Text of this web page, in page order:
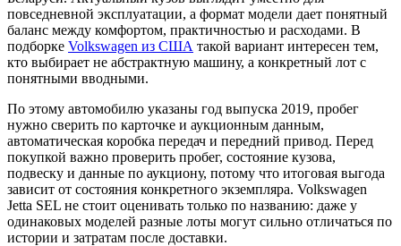
повседневной эксплуатации, а формат модели дает понятный
баланс между комфортом, практичностью и расходами. В
подборке Volkswagen из США такой вариант интересен тем,
кто выбирает не абстрактную машину, а конкретный лот с
понятными вводными.
По этому автомобилю указаны год выпуска 2019, пробег
нужно сверить по карточке и аукционным данным,
автоматическая коробка передач и передний привод. Перед
покупкой важно проверить пробег, состояние кузова,
подвеску и данные по аукциону, потому что итоговая выгода
зависит от состояния конкретного экземпляра. Volkswagen
Jetta SEL не стоит оценивать только по названию: даже у
одинаковых моделей разные лоты могут сильно отличаться по
истории и затратам после доставки.